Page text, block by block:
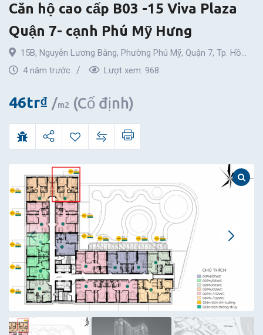
-15
Viva
Plaza
Quận
cạnh
Phú
Mỹ
Hưng
Căn hộ cao cấp B03 -15 Viva Plaza
Quận 7- cạnh Phú Mỹ Hưng
15B, Nguyễn Lương Bằng, Phường Phú Mỹ, Quận 7, Tp. Hồ
Chí Minh
4 năm trước Lượt xem: 968
46tr₫ m2 (Cố định)